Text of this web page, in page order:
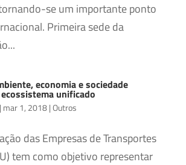
se um importante ponto
Primeira sede da
economia e sociedade
unificado
mar 1, 2018|Outros
das Empresas de Transportes
tem como objetivo representar